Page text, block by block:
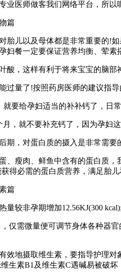
业医师做客我们网络平台，所
篇
胎儿以及母体都是非常重要的!
妇餐一定要保证营养均衡、荤
酸，这样有利于将来宝宝的脑
过量了!按照药房医师的建议指导
要给孕妇适当的补补钙了，日
，就不要补充钙了，因为孕妇
期，对蛋白质的摄入是非常需
、瘦肉、鲜鱼中含有的蛋白质
得必需的蛋白质营养，满足胎儿
篇
较非孕期增加12.56KJ(300
需微量便可调节身体各种器官
效地摄取维生素，要指导护理
生素B1及维生素C遇碱易被破坏